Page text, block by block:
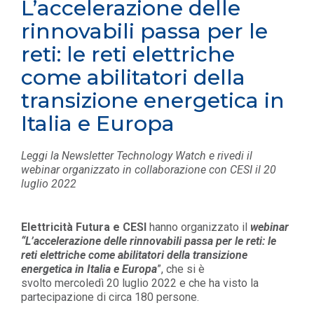
L’accelerazione delle
rinnovabili passa per le
reti: le reti elettriche
come abilitatori della
transizione energetica in
Italia e Europa
Leggi la Newsletter Technology Watch e rivedi il
webinar organizzato in collaborazione con CESI il 20
luglio 2022
Elettricità Futura e CESI hanno organizzato il webinar
“L’accelerazione delle rinnovabili passa per le reti: le
reti elettriche come abilitatori della transizione
energetica in Italia e Europa”, che si è
svolto mercoledì 20 luglio 2022 e che ha visto la
partecipazione di circa 180 persone.